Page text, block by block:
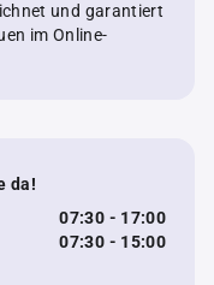
und garantiert
im Online-
da!
07:30 - 17:00
07:30 - 15:00